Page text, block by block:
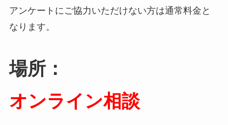
アンケートにご協力いただけない方は通常料金と
なります。
場所：
オンライン相談